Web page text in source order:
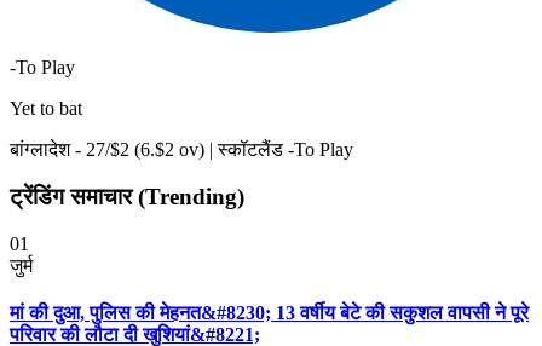
-To Play
Yet to bat
बांग्लादेश - 27/$2 (6.$2 ov) | स्कॉटलैंड -To Play
ट्रेंडिंग समाचार (Trending)
01
जुर्म
मां की दुआ, पुलिस की मेहनत&#8230; 13 वर्षीय बेटे की सकुशल वापसी ने पूरे
परिवार की लौटा दी खुशियां&#8221;